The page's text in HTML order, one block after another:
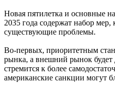
Новая пятилетка и основные
2035 года содержат набор мер,
существующие проблемы.
Во-первых, приоритетным
рынка, а внешний рынок
стремится к более
американские санкции могут